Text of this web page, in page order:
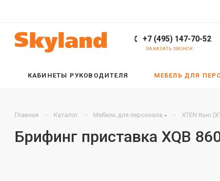
+7 (495) 147-70-52
ЗАКАЗАТЬ ЗВОНОК
КАБИНЕТЫ РУКОВОДИТЕЛЯ МЕБЕЛЬ ДЛЯ
Главная — Каталог — Мебель для персонала — XTEN Кью
Брифинг приставка XQB